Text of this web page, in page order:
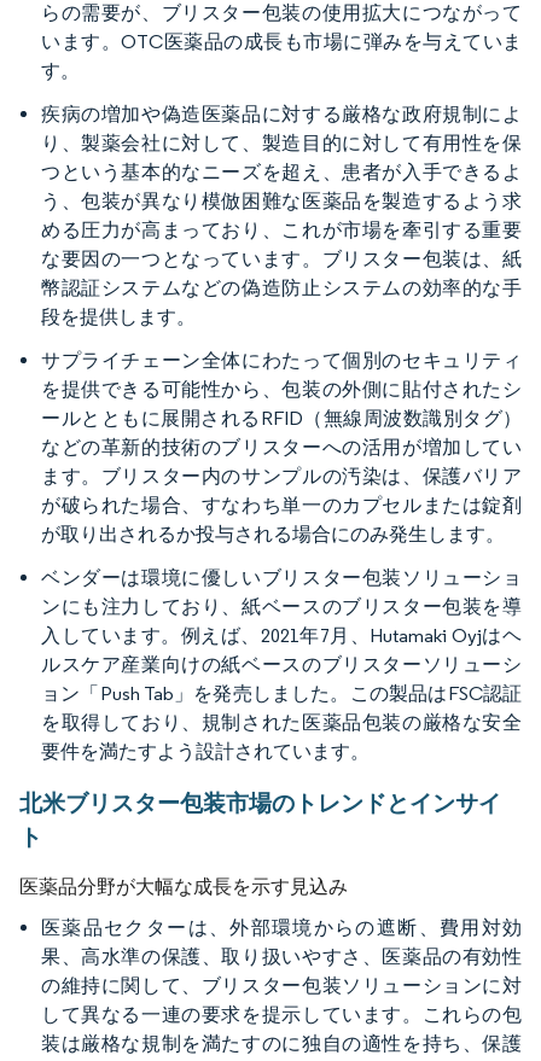
らの需要が、ブリスター包装の使用拡大につながって
います。OTC医薬品の成長も市場に弾みを与えていま
す。
疾病の増加や偽造医薬品に対する厳格な政府規制によ
り、製薬会社に対して、製造目的に対して有用性を保
つという基本的なニーズを超え、患者が入手できるよ
う、包装が異なり模倣困難な医薬品を製造するよう求
める圧力が高まっており、これが市場を牽引する重要
な要因の一つとなっています。ブリスター包装は、紙
幣認証システムなどの偽造防止システムの効率的な手
段を提供します。
サプライチェーン全体にわたって個別のセキュリティ
を提供できる可能性から、包装の外側に貼付されたシ
ールとともに展開されるRFID（無線周波数識別タグ）
などの革新的技術のブリスターへの活用が増加してい
ます。ブリスター内のサンプルの汚染は、保護バリア
が破られた場合、すなわち単一のカプセルまたは錠剤
が取り出されるか投与される場合にのみ発生します。
ベンダーは環境に優しいブリスター包装ソリューショ
ンにも注力しており、紙ベースのブリスター包装を導
入しています。例えば、2021年7月、Hutamaki Oyjはヘ
ルスケア産業向けの紙ベースのブリスターソリューシ
ョン「Push Tab」を発売しました。この製品はFSC認証
を取得しており、規制された医薬品包装の厳格な安全
要件を満たすよう設計されています。
北米ブリスター包装市場のトレンドとインサイ
ト
医薬品分野が大幅な成長を示す見込み
医薬品セクターは、外部環境からの遮断、費用対効
果、高水準の保護、取り扱いやすさ、医薬品の有効性
の維持に関して、ブリスター包装ソリューションに対
して異なる一連の要求を提示しています。これらの包
装は厳格な規制を満たすのに独自の適性を持ち、保護